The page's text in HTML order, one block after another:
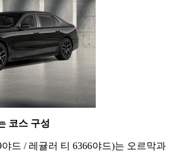
코스 구성
드 / 레귤러 티 6366야드)는 오르막과